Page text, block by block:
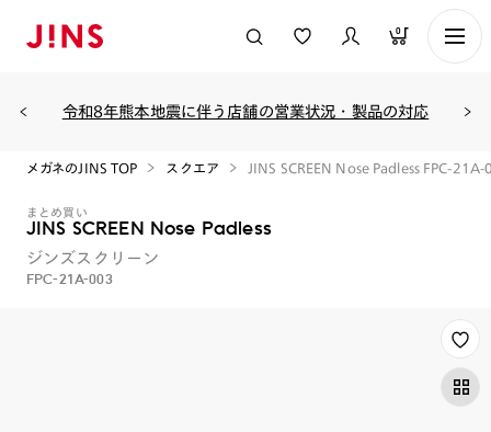
0
令和8年熊本地震に伴う店舗の営業状況・製品の対応
メガネのJINS TOP スクエア JINS SCREEN Nose Padless FPC-21A-
まとめ買い
JINS SCREEN Nose Padless
ジンズスクリーン
FPC-21A-003